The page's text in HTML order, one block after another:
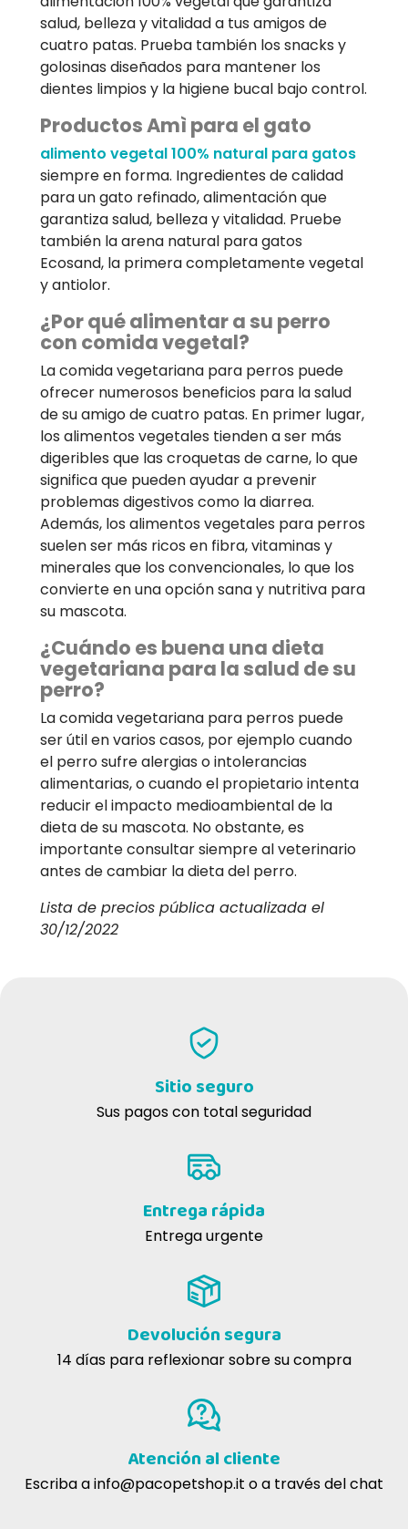
salud, belleza y vitalidad a tus amigos de
cuatro patas. Prueba también los snacks y
golosinas diseñados para mantener los
dientes limpios y la higiene bucal bajo control.
Productos Amì para el gato
alimento vegetal 100% natural para gatos
siempre en forma. Ingredientes de calidad
para un gato refinado, alimentación que
garantiza salud, belleza y vitalidad. Pruebe
también la arena natural para gatos
Ecosand, la primera completamente vegetal
y antiolor.
¿Por qué alimentar a su perro
con comida vegetal?
La comida vegetariana para perros puede
ofrecer numerosos beneficios para la salud
de su amigo de cuatro patas. En primer lugar,
los alimentos vegetales tienden a ser más
digeribles que las croquetas de carne, lo que
significa que pueden ayudar a prevenir
problemas digestivos como la diarrea.
Además, los alimentos vegetales para perros
suelen ser más ricos en fibra, vitaminas y
minerales que los convencionales, lo que los
convierte en una opción sana y nutritiva para
su mascota.
¿Cuándo es buena una dieta
vegetariana para la salud de su
perro?
La comida vegetariana para perros puede
ser útil en varios casos, por ejemplo cuando
el perro sufre alergias o intolerancias
alimentarias, o cuando el propietario intenta
reducir el impacto medioambiental de la
dieta de su mascota. No obstante, es
importante consultar siempre al veterinario
antes de cambiar la dieta del perro.
Lista de precios pública actualizada el
30/12/2022
Sitio seguro
Sus pagos con total seguridad
Entrega rápida
Entrega urgente
Devolución segura
14 días para reflexionar sobre su compra
Atención al cliente
Escriba ainfo@pacopetshop.it o a través del chat